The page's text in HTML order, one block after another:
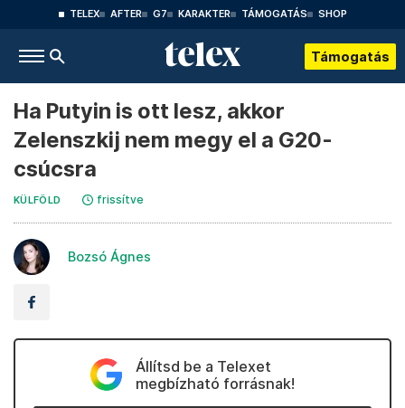
TELEX AFTER G7 KARAKTER TÁMOGATÁS SHOP
Támogatás
Ha Putyin is ott lesz, akkor
Zelenszkij nem megy el a G20-
csúcsra
KÜLFÖLD frissítve
Bozsó Ágnes
Állítsd be a Telexet
megbízható forrásnak!